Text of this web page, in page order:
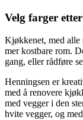
Velg farger
Kjøkkenet, med alle
mer kostbare rom.
gang, eller rådføre
Henningsen er
med å renovere
med vegger i den
hvite vegger, og